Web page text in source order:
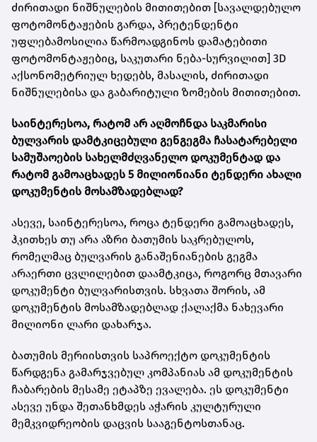
ძირითადი ნიშნულების მითითებით [სავალდებულო
ფოტომონტაჟების გარდა, პრეტენდენტი
უფლებამოსილია წარმოადგინოს დამატებითი
ფოტომონტაჟებიც, საკუთარი ნება-სურვილით] 3D
აქსონომეტრიულ ხედებს, მასალის, ძირითადი
ნიშნულებისა და გაბარიტული ზომების მითითებით.
საინტერესოა, რატომ არ აღმოჩნდა საკმარისი
ბულვარის დამტკიცებული გენგეგმა ჩასატარებელი
სამუშაოების სახელმძღვანელო დოკუმენტად და
რატომ გამოაცხადეს 5 მილიონიანი ტენდერი ახალი
დოკუმენტის მოსამზადებლად?
ასევე, საინტერესოა, როცა ტენდერი გამოაცხადეს,
ჰკითხეს თუ არა აზრი ბათუმის საკრებულოს,
რომელმაც ბულვარის განაშენიანების გეგმა
არაერთი ცვლილებით დაამტკიცა, როგორც მთავარი
დოკუმენტი ბულვარისთვის. სხვათა შორის, ამ
დოკუმენტის მოსამზადებლად ქალაქმა ნახევარი
მილიონი ლარი დახარჯა.
ბათუმის მერიისთვის საპროექტო დოკუმენტის
წარდგენა გამარჯვებულ კომპანიას ამ დოკუმენტის
ჩაბარების მესამე ეტაპზე ევალება. ეს დოკუმენტი
ასევე უნდა შეთანხმდეს აჭარის კულტურული
მემკვიდრეობის დაცვის სააგენტოსთანაც.